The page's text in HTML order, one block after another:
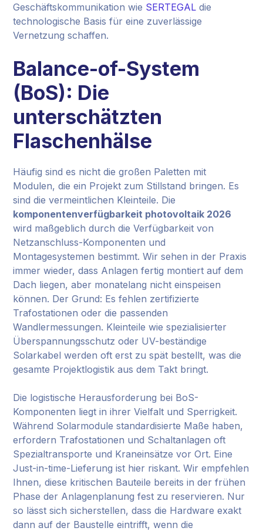
Geschäftskommunikation wie SERTEGAL die
technologische Basis für eine zuverlässige
Vernetzung schaffen.
Balance-of-System
(BoS): Die
unterschätzten
Flaschenhälse
Häufig sind es nicht die großen Paletten mit
Modulen, die ein Projekt zum Stillstand bringen. Es
sind die vermeintlichen Kleinteile. Die
komponentenverfügbarkeit photovoltaik 2026
wird maßgeblich durch die Verfügbarkeit von
Netzanschluss-Komponenten und
Montagesystemen bestimmt. Wir sehen in der Praxis
immer wieder, dass Anlagen fertig montiert auf dem
Dach liegen, aber monatelang nicht einspeisen
können. Der Grund: Es fehlen zertifizierte
Trafostationen oder die passenden
Wandlermessungen. Kleinteile wie spezialisierter
Überspannungsschutz oder UV-beständige
Solarkabel werden oft erst zu spät bestellt, was die
gesamte Projektlogistik aus dem Takt bringt.
Die logistische Herausforderung bei BoS-
Komponenten liegt in ihrer Vielfalt und Sperrigkeit.
Während Solarmodule standardisierte Maße haben,
erfordern Trafostationen und Schaltanlagen oft
Spezialtransporte und Kraneinsätze vor Ort. Eine
Just-in-time-Lieferung ist hier riskant. Wir empfehlen
Ihnen, diese kritischen Bauteile bereits in der frühen
Phase der Anlagenplanung fest zu reservieren. Nur
so lässt sich sicherstellen, dass die Hardware exakt
dann auf der Baustelle eintrifft, wenn die